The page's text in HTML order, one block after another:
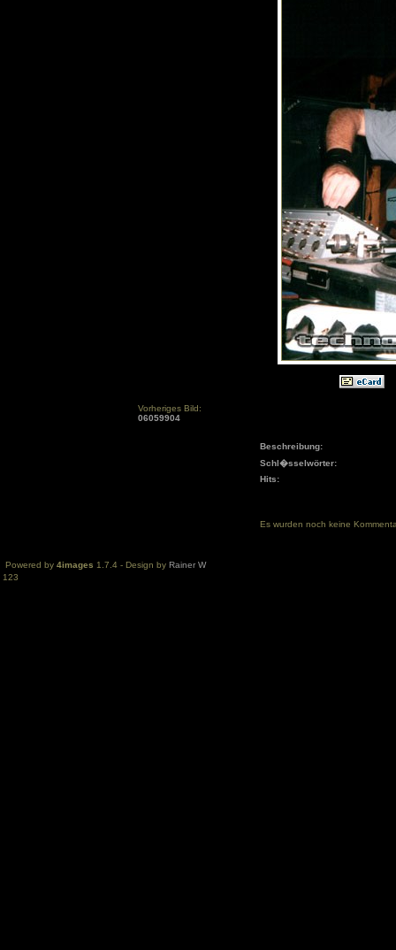
Vorheriges Bild:
06059904
Beschreibung:
Schl�sselwörter:
Hits:
Es wurden noch keine
Powered by 4images 1.7.4 - Design by Rainer W
123